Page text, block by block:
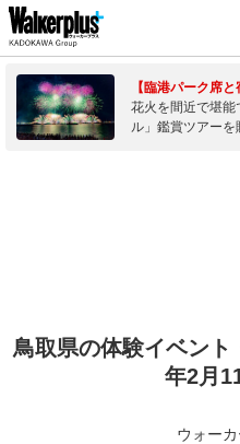
【臨港パーク席
花火を間近で堪
ル」鑑賞ツアーを
鳥取県の体験イベン
年2月
ウォー